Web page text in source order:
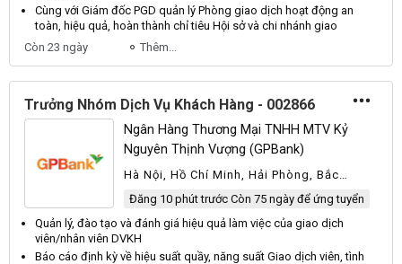
Cùng với Giám đốc PGD quản lý Phòng giao dịch hoạt động an
toàn, hiệu quả, hoàn thành chỉ tiêu Hội sở và chi nhánh giao
Còn 23 ngày
Thêm...
Trưởng Nhóm Dịch Vụ Khách Hàng - 002866
Ngân Hàng Thương Mại TNHH MTV Kỷ
Nguyên Thịnh Vượng (GPBank)
Hà Nội, Hồ Chí Minh, Hải Phòng, Bắc
Ninh Bình, Thanh Hóa, Khác
Đăng 10 phút trước Còn 75 ngày để ứng tuyển
Quản lý, đào tạo và đánh giá hiệu quả làm việc của giao dịch
viên/nhân viên DVKH
Báo cáo định kỳ về hiệu suất quầy, năng suất Giao dịch viên, tình